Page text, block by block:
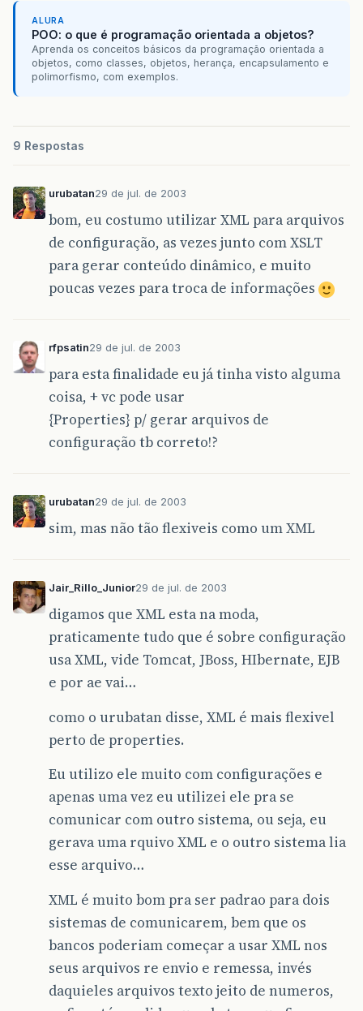
ALURA
POO: o que é programação orientada a objetos?
Aprenda os conceitos básicos da programação orientada a
objetos, como classes, objetos, herança, encapsulamento e
polimorfismo, com exemplos.
9 Respostas
urubatan29 de jul. de 2003
bom, eu costumo utilizar XML para arquivos
de configuração, as vezes junto com XSLT
para gerar conteúdo dinâmico, e muito
poucas vezes para troca de informações
rfpsatin29 de jul. de 2003
para esta finalidade eu já tinha visto alguma
coisa, + vc pode usar
{Properties} p/ gerar arquivos de
configuração tb correto!?
urubatan29 de jul. de 2003
sim, mas não tão flexiveis como um XML
Jair_Rillo_Junior29 de jul. de 2003
digamos que XML esta na moda,
praticamente tudo que é sobre configuração
usa XML, vide Tomcat, JBoss, HIbernate, EJB
e por ae vai…
como o urubatan disse, XML é mais flexivel
perto de properties.
Eu utilizo ele muito com configurações e
apenas uma vez eu utilizei ele pra se
comunicar com outro sistema, ou seja, eu
gerava uma rquivo XML e o outro sistema lia
esse arquivo…
XML é muito bom pra ser padrao para dois
sistemas de comunicarem, bem que os
bancos poderiam começar a usar XML nos
seus arquivos re envio e remessa, invés
daquieles arquivos texto jeito de numeros,